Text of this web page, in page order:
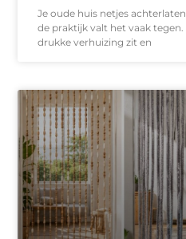
Je oude huis netjes
de praktijk valt het vaak
drukke verhuizing zit en